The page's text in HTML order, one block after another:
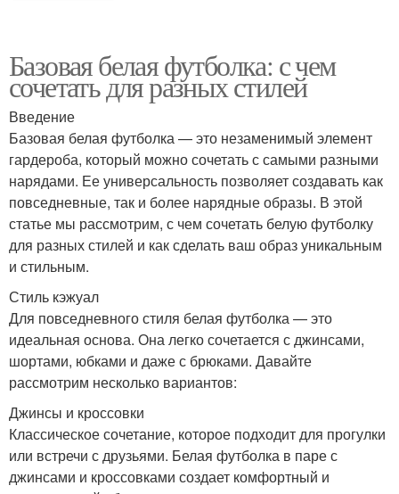
Базовая белая футболка: с чем
сочетать для разных стилей
Введение
Базовая белая футболка — это незаменимый элемент
гардероба, который можно сочетать с самыми разными
нарядами. Ее универсальность позволяет создавать как
повседневные, так и более нарядные образы. В этой
статье мы рассмотрим, с чем сочетать белую футболку
для разных стилей и как сделать ваш образ уникальным
и стильным.
Стиль кэжуал
Для повседневного стиля белая футболка — это
идеальная основа. Она легко сочетается с джинсами,
шортами, юбками и даже с брюками. Давайте
рассмотрим несколько вариантов:
Джинсы и кроссовки
Классическое сочетание, которое подходит для прогулки
или встречи с друзьями. Белая футболка в паре с
джинсами и кроссовками создает комфортный и